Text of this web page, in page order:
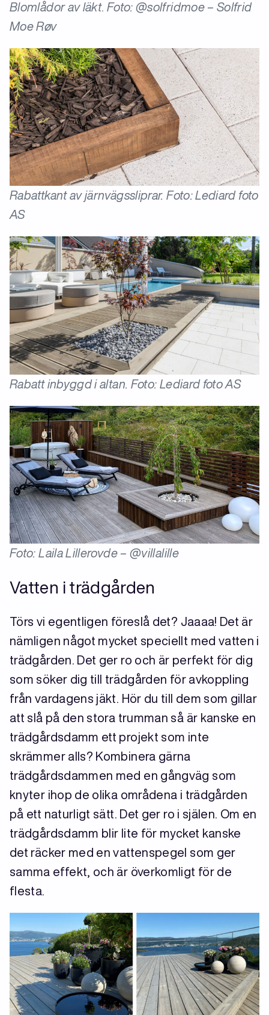
Blomlådor av läkt. Foto: @solfridmoe – Solfrid
Moe Røv
Rabattkant av järnvägssliprar. Foto: Lediard foto
AS
Rabatt inbyggd i altan. Foto: Lediard foto AS
Foto: Laila Lillerovde – @villalille
Vatten i trädgården
Törs vi egentligen föreslå det? Jaaaa! Det är
nämligen något mycket speciellt med vatten i
trädgården. Det ger ro och är perfekt för dig
som söker dig till trädgården för avkoppling
från vardagens jäkt. Hör du till dem som gillar
att slå på den stora trumman så är kanske en
trädgårdsdamm ett projekt som inte
skrämmer alls? Kombinera gärna
trädgårdsdammen med en gångväg som
knyter ihop de olika områdena i trädgården
på ett naturligt sätt. Det ger ro i själen. Om en
trädgårdsdamm blir lite för mycket kanske
det räcker med en vattenspegel som ger
samma effekt, och är överkomligt för de
flesta.